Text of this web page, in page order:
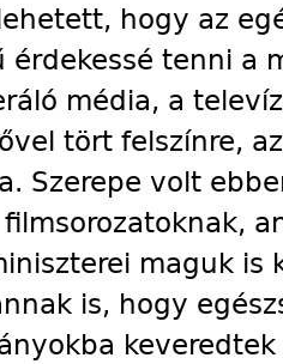
hogy az
tenni a
média, a
tört felszínre,
Szerepe volt
maguk is
is, hogy
keveredtek